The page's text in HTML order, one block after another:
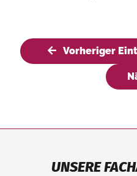
Vorheriger
UNSERE